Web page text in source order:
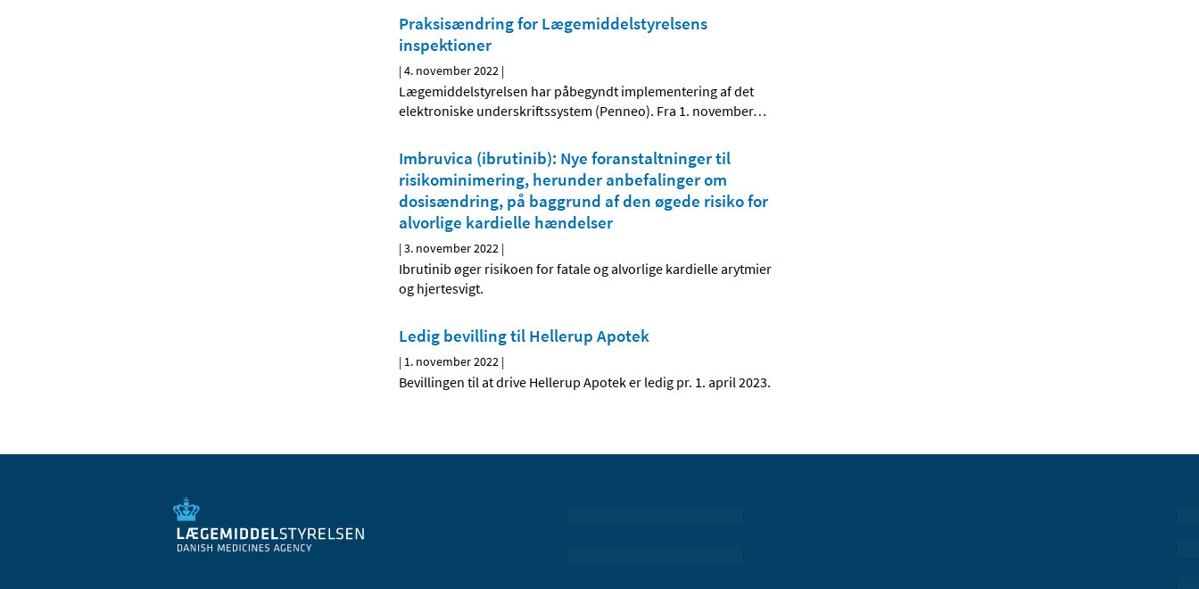
Praksisændring for Lægemiddelstyrelsens
inspektioner
|4. november 2022 |
Lægemiddelstyrelsen har påbegyndt implementering af det
elektroniske underskriftssystem (Penneo). Fra 1. november…
Imbruvica (ibrutinib): Nye foranstaltninger til
risikominimering, herunder anbefalinger om
dosisændring, på baggrund af den øgede risiko for
alvorlige kardielle hændelser
|3. november 2022 |
Ibrutinib øger risikoen for fatale og alvorlige kardielle arytmier
og hjertesvigt.
Ledig bevilling til Hellerup Apotek
| 1. november 2022 |
Bevillingen til at drive Hellerup Apotek er ledig pr. 1. april 2023.